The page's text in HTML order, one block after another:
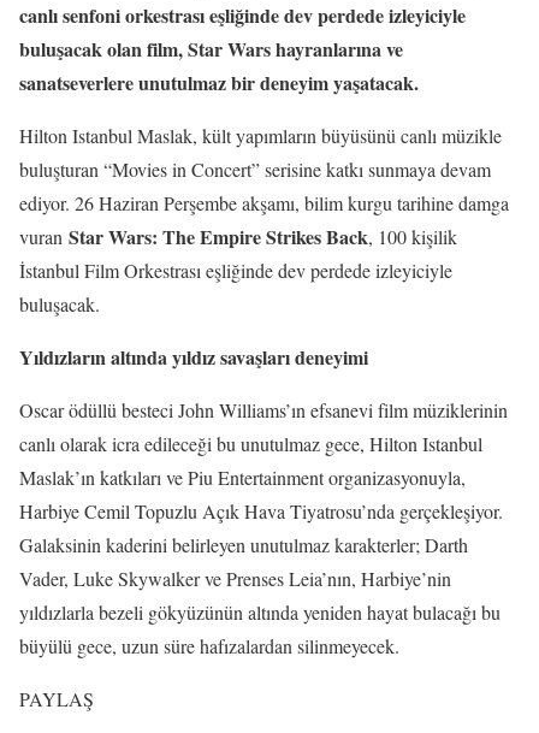
canlı senfoni orkestrası eşliğinde dev perdede izleyiciyle
buluşacak olan film, Star Wars hayranlarına ve
sanatseverlere unutulmaz bir deneyim yaşatacak.
Hilton Istanbul Maslak, kült yapımların büyüsünü canlı müzikle
buluşturan “Movies in Concert” serisine katkı sunmaya devam
ediyor. 26 Haziran Perşembe akşamı, bilim kurgu tarihine damga
vuran Star Wars: The Empire Strikes Back, 100 kişilik
İstanbul Film Orkestrası eşliğinde dev perdede izleyiciyle
buluşacak.
Yıldızların altında yıldız savaşları deneyimi
Oscar ödüllü besteci John Williams’ın efsanevi film müziklerinin
canlı olarak icra edileceği bu unutulmaz gece, Hilton Istanbul
Maslak’ın katkıları ve Piu Entertainment organizasyonuyla,
Harbiye Cemil Topuzlu Açık Hava Tiyatrosu’nda gerçekleşiyor.
Galaksinin kaderini belirleyen unutulmaz karakterler; Darth
Vader, Luke Skywalker ve Prenses Leia’nın, Harbiye’nin
yıldızlarla bezeli gökyüzünün altında yeniden hayat bulacağı bu
büyülü gece, uzun süre hafızalardan silinmeyecek.
PAYLAŞ